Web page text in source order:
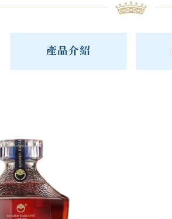
產品介紹